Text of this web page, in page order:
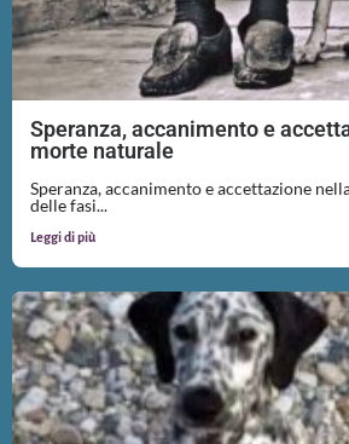
Speranza, accanimento e
morte naturale
Speranza, accanimento e accettazione
delle fasi...
Leggi di più